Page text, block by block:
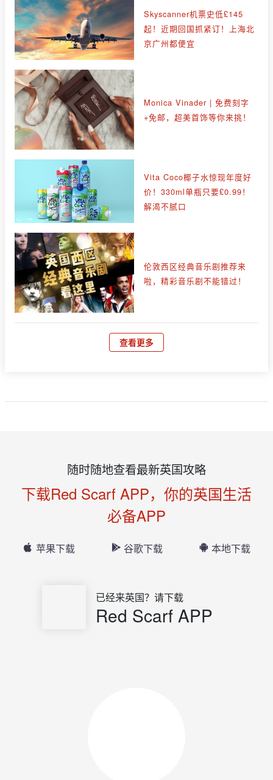
Skyscanner机票史低£145
起！近期回国抓紧订！上海北
京广州都便宜
Monica Vinader | 免费刻字
+免邮，超美首饰等你来挑！
Vita Coco椰子水惊现年度好
价！330ml单瓶只要£0.99！
解渴不腻口
伦敦西区经典音乐剧推荐来
啦，精彩音乐剧不能错过！
查看更多
随时随地查看最新英国攻略
下载Red Scarf APP，你的英国生活
必备APP
苹果下载 谷歌下载 本地下载
已经来英国？请下载
Red Scarf APP